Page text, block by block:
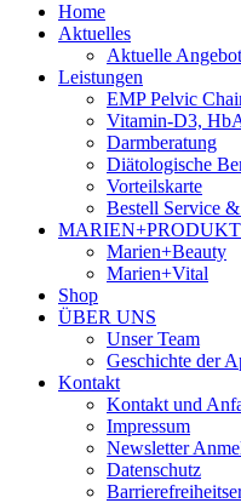
Home
Aktuelles
Aktuelle
Leistungen
EMP Pelvic
Vitamin-D3,
Darmberatung
Diätologische
Vorteilskarte
Bestell Service
Marien+Beauty
Marien+Vital
Shop
ÜBER UNS
Unser Team
Geschichte der
Kontakt
Kontakt und
Impressum
Newsletter
Datenschutz